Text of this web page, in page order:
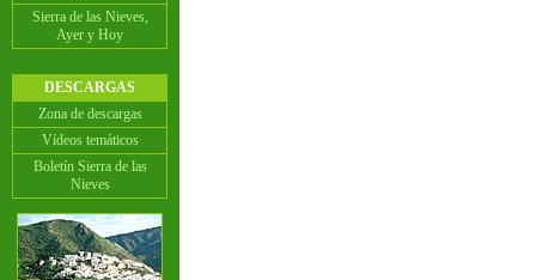
Sierra de las Nieves,
Ayer y Hoy
DESCARGAS
Zona de descargas
Vídeos temáticos
Boletín Sierra de las
Nieves